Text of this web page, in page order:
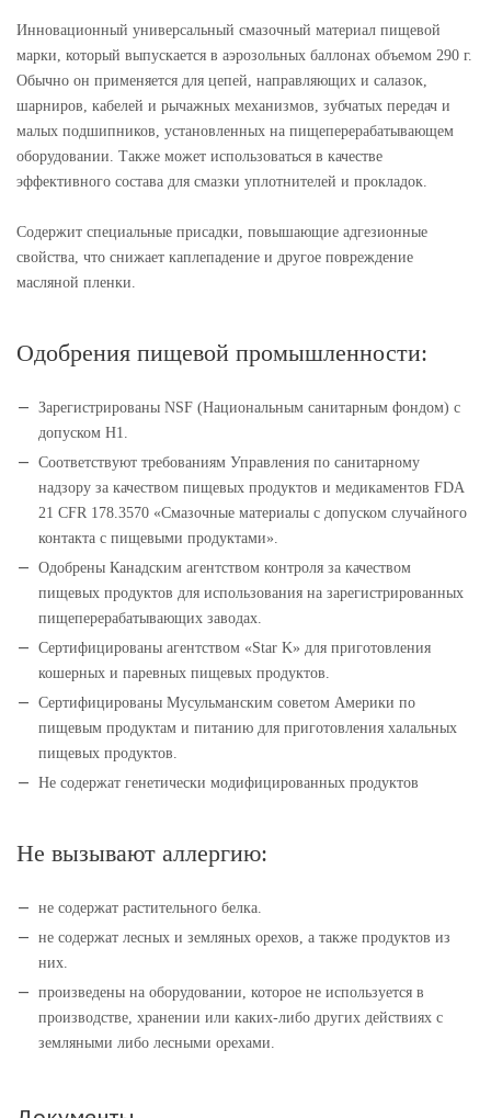
Инновационный универсальный смазочный материал пищевой
марки, который выпускается в аэрозольных баллонах объемом 290 г.
Обычно он применяется для цепей, направляющих и салазок,
шарниров, кабелей и рычажных механизмов, зубчатых передач и
малых подшипников, установленных на пищеперерабатывающем
оборудовании. Также может использоваться в качестве
эффективного состава для смазки уплотнителей и прокладок.
Содержит специальные присадки, повышающие адгезионные
свойства, что снижает каплепадение и другое повреждение
масляной пленки.
Одобрения пищевой промышленности:
Зарегистрированы NSF (Национальным санитарным фондом) с
допуском Н1.
Соответствуют требованиям Управления по санитарному
надзору за качеством пищевых продуктов и медикаментов FDA
21 CFR 178.3570 «Смазочные материалы с допуском случайного
контакта с пищевыми продуктами».
Одобрены Канадским агентством контроля за качеством
пищевых продуктов для использования на зарегистрированных
пищеперерабатывающих заводах.
Сертифицированы агентством «Star K» для приготовления
кошерных и паревных пищевых продуктов.
Сертифицированы Мусульманским советом Америки по
пищевым продуктам и питанию для приготовления халальных
пищевых продуктов.
Не содержат генетически модифицированных продуктов
Не вызывают аллергию:
не содержат растительного белка.
не содержат лесных и земляных орехов, а также продуктов из
них.
произведены на оборудовании, которое не используется в
производстве, хранении или каких-либо других действиях с
земляными либо лесными орехами.